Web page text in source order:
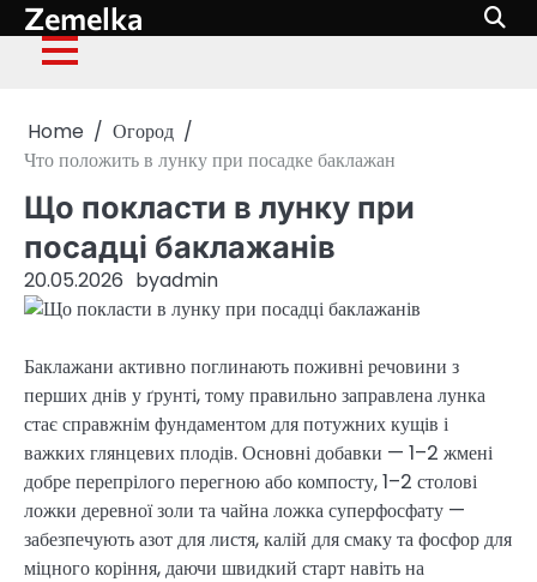
Skip
to
content
Zemelka
Home
Огород
Что положить в лунку при посадке баклажан
Що покласти в лунку при
посадці баклажанів
20.05.2026 byadmin
Баклажани активно поглинають поживні речовини з
перших днів у ґрунті, тому правильно заправлена лунка
стає справжнім фундаментом для потужних кущів і
важких глянцевих плодів. Основні добавки — 1–2 жмені
добре перепрілого перегною або компосту, 1–2 столові
ложки деревної золи та чайна ложка суперфосфату —
забезпечують азот для листя, калій для смаку та фосфор для
міцного коріння, даючи швидкий старт навіть на